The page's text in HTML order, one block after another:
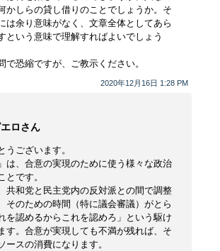
2020年12月16日 1:28 PM
かしらの貸し借りのことでしょうか。そ
は余り意味がなく、文章全体としてあら
という意味で理解すればよいでしょう
で恐縮ですが、ご教示ください。
ロさん
うございます。
は、合意の実現のために使う様々な政治
とです。
共和党と民主党内の反対派との間で調整
そのための時間（特に議会審議）がとら
を認めるからこれを認めろ」という駆け
す。合意が実現しても不満が残れば、そ
ースの消費になります。